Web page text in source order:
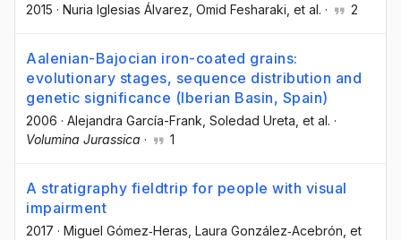
2015 · Nuria Iglesias Álvarez , Omid Fesharaki , et al. · 2
Aalenian-Bajocian iron-coated grains:
evolutionary stages, sequence distribution and
genetic significance (Iberian Basin, Spain)
2006 · Alejandra García-Frank , Soledad Ureta , et al. ·
Volumina Jurassica · 1
A stratigraphy fieldtrip for people with visual
impairment
2017 · Miguel Gómez‐Heras , Laura González‐Acebrón , et